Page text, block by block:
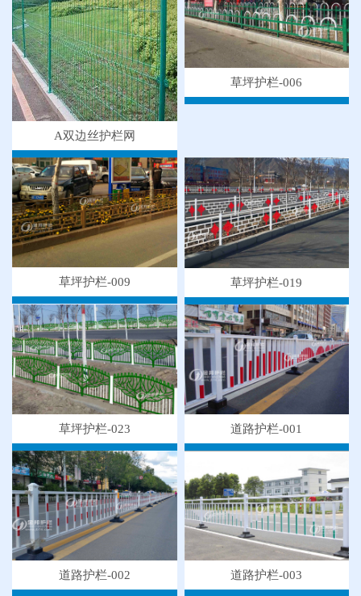
A双边丝护栏网
草坪护栏-006
草坪护栏-009 草坪护栏-019
草坪护栏-023 道路护栏-001
道路护栏-002 道路护栏-003